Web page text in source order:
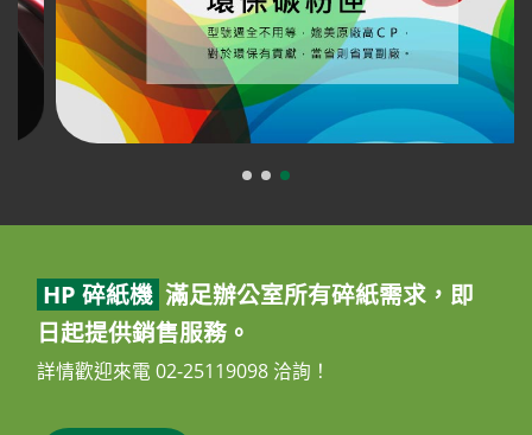
HP 碎紙機 滿足辦公室所有碎紙需求，即
日起提供銷售服務。
詳情歡迎來電 02-25119098 洽詢！